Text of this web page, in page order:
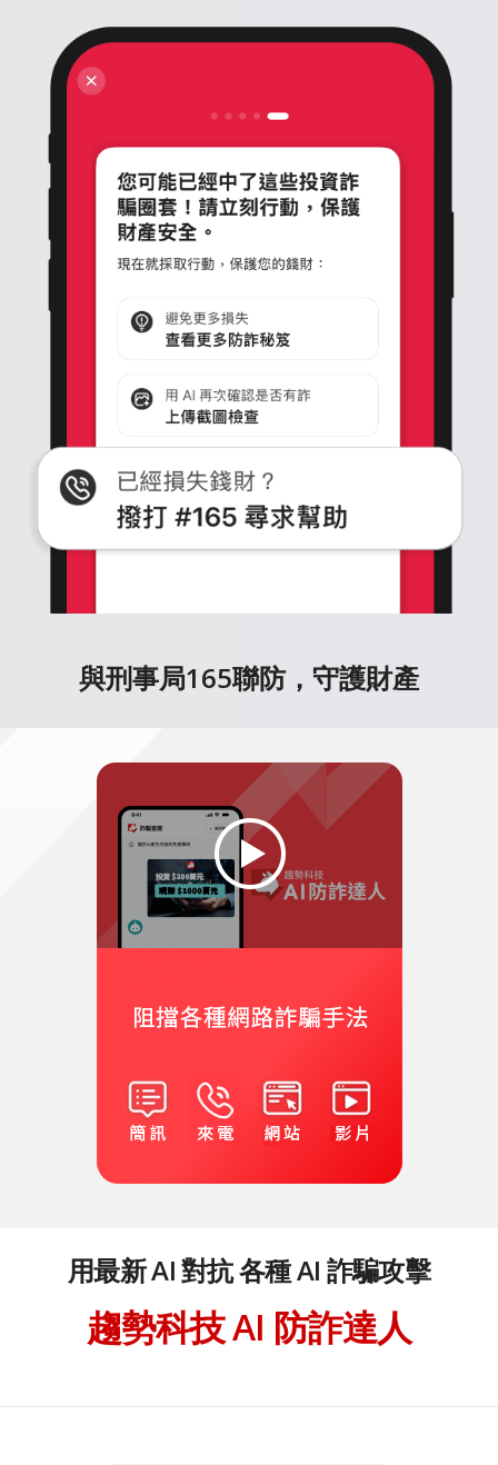
與刑事局165聯防，守護財產
用最新 AI 對抗 各種 AI 詐騙攻擊
趨勢科技 AI 防詐達人